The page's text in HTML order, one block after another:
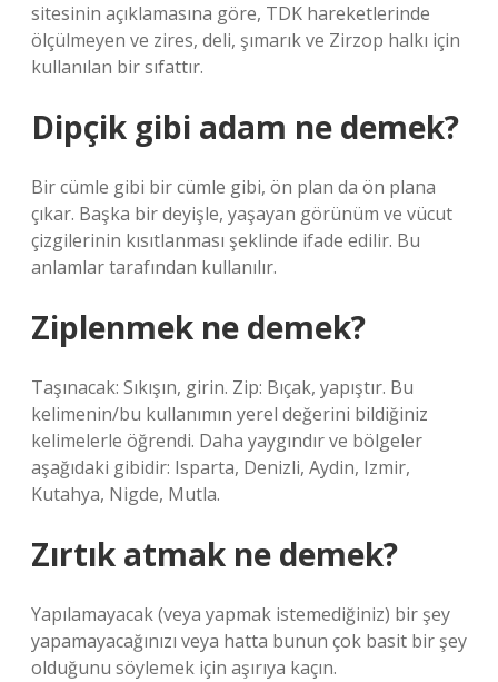
sitesinin açıklamasına göre, TDK hareketlerinde
ölçülmeyen ve zires, deli, şımarık ve Zirzop halkı için
kullanılan bir sıfattır.
Dipçik gibi adam ne demek?
Bir cümle gibi bir cümle gibi, ön plan da ön plana
çıkar. Başka bir deyişle, yaşayan görünüm ve vücut
çizgilerinin kısıtlanması şeklinde ifade edilir. Bu
anlamlar tarafından kullanılır.
Ziplenmek ne demek?
Taşınacak: Sıkışın, girin. Zip: Bıçak, yapıştır. Bu
kelimenin/bu kullanımın yerel değerini bildiğiniz
kelimelerle öğrendi. Daha yaygındır ve bölgeler
aşağıdaki gibidir: Isparta, Denizli, Aydin, Izmir,
Kutahya, Nigde, Mutla.
Zırtık atmak ne demek?
Yapılamayacak (veya yapmak istemediğiniz) bir şey
yapamayacağınızı veya hatta bunun çok basit bir şey
olduğunu söylemek için aşırıya kaçın.